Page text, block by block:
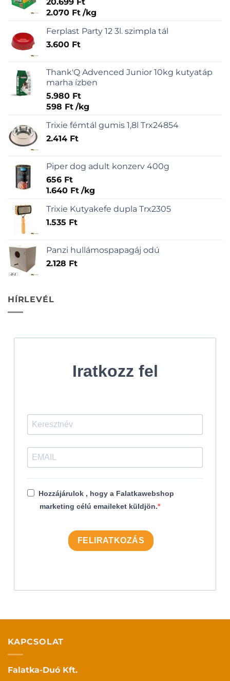
2.070 Ft /kg
Ferplast Party 12 3l. szimpla tál
3.600 Ft
Thank'Q Advenced Junior 10kg kutyatáp
marha ízben
5.980 Ft
598 Ft /kg
Trixie fémtál gumis 1,8l Trx24854
2.414 Ft
Piper dog adult konzerv 400g
656 Ft
1.640 Ft /kg
Trixie Kutyakefe dupla Trx2305
1.535 Ft
Panzi hullámospapagáj odú
2.128 Ft
HÍRLEVÉL
Iratkozz fel
Hozzájárulok , hogy a Falatkawebshop
marketing célú emaileket küldjön.
FELIRATKOZÁS
KAPCSOLAT
Falatka-Duó Kft.